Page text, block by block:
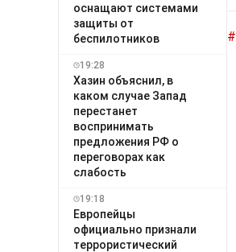
оснащают системами
защиты от
беспилотников
19:28
Хазин объяснил, в
каком случае Запад
перестанет
воспринимать
предложения РФ о
переговорах как
слабость
19:18
Европейцы
официально признали
террористический
#